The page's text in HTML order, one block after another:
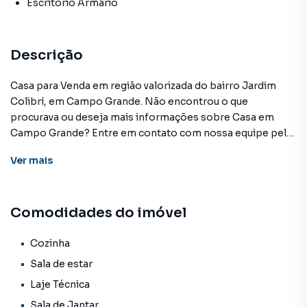
Escritório Armário
Descrição
Casa para Venda em região valorizada do bairro Jardim
Colibrí, em Campo Grande. Não encontrou o que
procurava ou deseja mais informações sobre Casa em
Campo Grande? Entre em contato com nossa equipe pelo
e barracões para venda ou locação, além de
planta em Jardim Colibrí e em outras regiões de Campo
Grande. Aqui você encontra milhares de ofertas para
vida.
Ver mais
Comodidades do imóvel
Cozinha
Sala de estar
Laje Técnica